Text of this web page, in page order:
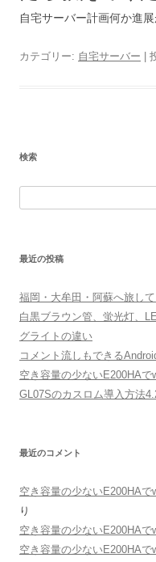
自宅サーバー計画何か進
カテゴリー: 自宅サーバー |
検索
最近の投稿
福岡・大牟田・阿蘇へ旅し
白黒ブラウン管、蛍光灯、
グライトの違い
コメント流しもできる
空き容量の少ないE200HA
GL07Sのカスロム導入方法
最近のコメント
空き容量の少ないE200HA
り
空き容量の少ないE200HA
空き容量の少ないE200HA